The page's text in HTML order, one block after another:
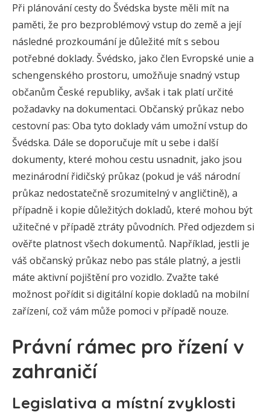
Při plánování cesty do Švédska byste měli mít na
paměti, že pro bezproblémový vstup do země a její
následné prozkoumání je důležité mít s sebou
potřebné doklady. Švédsko, jako člen Evropské unie a
schengenského prostoru, umožňuje snadný vstup
občanům České republiky, avšak i tak platí určité
požadavky na dokumentaci. Občanský průkaz nebo
cestovní pas: Oba tyto doklady vám umožní vstup do
Švédska. Dále se doporučuje mít u sebe i další
dokumenty, které mohou cestu usnadnit, jako jsou
mezinárodní řidičský průkaz (pokud je váš národní
průkaz nedostatečně srozumitelný v angličtině), a
případně i kopie důležitých dokladů, které mohou být
užitečné v případě ztráty původních. Před odjezdem si
ověřte platnost všech dokumentů. Například, jestli je
váš občanský průkaz nebo pas stále platný, a jestli
máte aktivní pojištění pro vozidlo. Zvažte také
možnost pořídit si digitální kopie dokladů na mobilní
zařízení, což vám může pomoci v případě nouze.
Právní rámec pro řízení v
zahraničí
Legislativa a místní zvyklosti